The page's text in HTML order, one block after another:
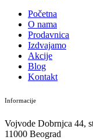
Početna
O nama
Prodavnica
Izdvajamo
Akcije
Blog
Kontakt
Informacije
Vojvode Dobrnjca 44,
11000 Beograd